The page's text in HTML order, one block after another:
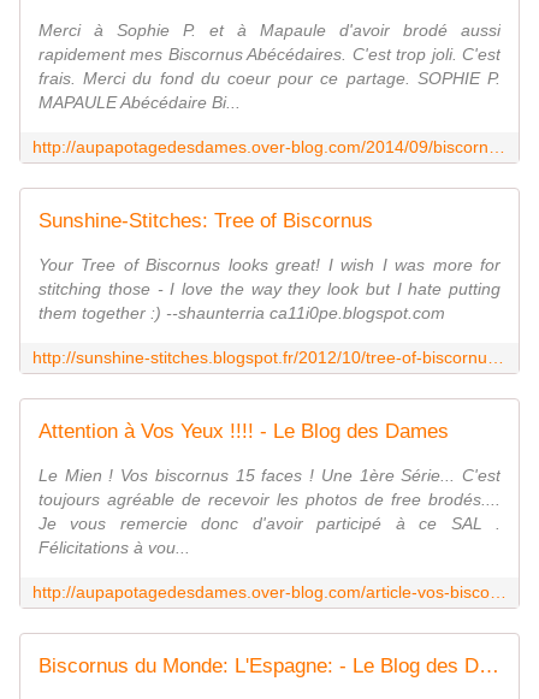
Merci à Sophie P. et à Mapaule d'avoir brodé aussi
rapidement mes Biscornus Abécédaires. C'est trop joli. C'est
frais. Merci du fond du coeur pour ce partage. SOPHIE P.
MAPAULE Abécédaire Bi...
Sunshine-Stitches: Tree of Biscornus
Your Tree of Biscornus looks great! I wish I was more for
stitching those - I love the way they look but I hate putting
them together :) --shaunterria ca11i0pe.blogspot.com
Attention à Vos Yeux !!!! - Le Blog des Dames
Le Mien ! Vos biscornus 15 faces ! Une 1ère Série... C'est
toujours agréable de recevoir les photos de free brodés....
Je vous remercie donc d'avoir participé à ce SAL .
Félicitations à vou...
Biscornus du Monde: L'Espagne: - Le Blog des Dames